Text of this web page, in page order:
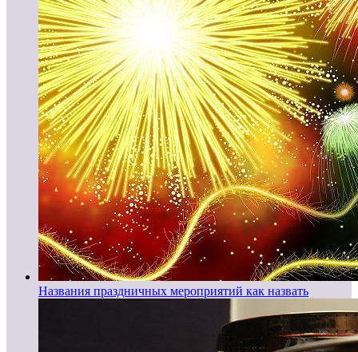
Названия праздничных мероприятий как назвать